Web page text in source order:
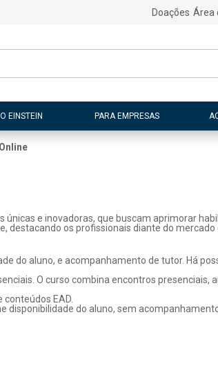
Doações Área
EINSTEIN PARA EMPRESAS
Online
e inovadoras, que buscam aprimorar
destacando os profissionais diante do mercado
do aluno, e acompanhamento de tutor. Há
O curso combina encontros presenciais,
EAD.
disponibilidade do aluno, sem